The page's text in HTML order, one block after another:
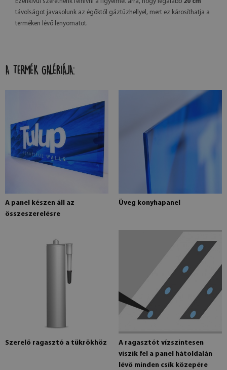
Ezenkívül szeretnénk felhívni a figyelmet arra, hogy legalább 20 cm
távolságot javasolunk az égőktől gáztűzhellyel, mert ez károsíthatja a
terméken lévő lenyomatot.
A TERMÉK GALÉRIÁJA:
A panel készen áll az
összeszerelésre
Üveg konyhapanel
Szerelő ragasztó a tükrökhöz
A ragasztót vízszintesen
viszik fel a panel hátoldalán
lévő minden csík közepére